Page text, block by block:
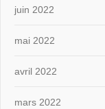
juin 2022
mai 2022
avril 2022
mars 2022